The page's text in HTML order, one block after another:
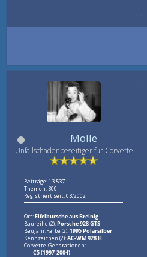
Molle
Unfallschädenbeseitiger für Corvette
Beiträge: 13.537
Themen: 300
Registriert seit: 03/2002
Ort:Eifelbursche aus Breinig
Baureihe (2):Porsche 928 GTS
Baujahr,Farbe (2):1995 Polarsilber
Kennzeichen (2):AC-WM 928 H
Corvette-Generationen:
C5 (1997-2004)